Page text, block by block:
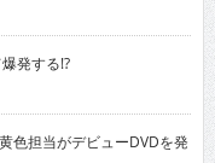
発する!?
担当がデビューDVDを発